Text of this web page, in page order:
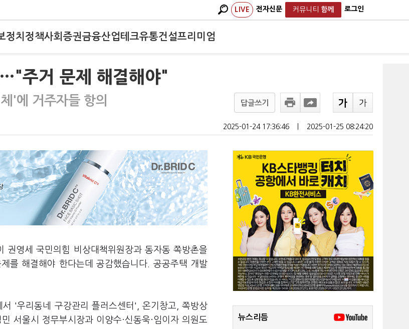
LIVE 전자신문 커뮤니티 함께 로그인
정치 정책사회 증권금융산업테크유통건설프리미엄
주거 문제 해결해야"
'에 거주자들 항의 답글쓰기
2025-01-24 17:36:46 2025-01-25 08:24:20
영세 국민의힘 비상대책위원장과 동자동 쪽방촌을
를 해결해야 한다는데 공감했습니다. 공공주택 개발
'우리동네 구강관리 플러스센터', 온기창고, 쪽방상
서울시 정무부시장과 이양수·신동욱·임이자 의원도
뉴스리듬